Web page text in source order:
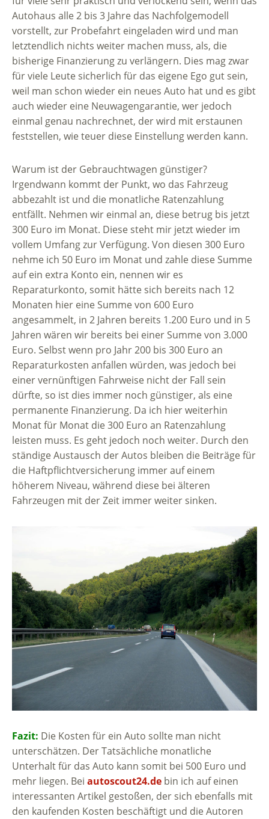
Autohaus alle 2 bis 3 Jahre das Nachfolgemodell
vorstellt, zur Probefahrt eingeladen wird und man
letztendlich nichts weiter machen muss, als, die
bisherige Finanzierung zu verlängern. Dies mag zwar
für viele Leute sicherlich für das eigene Ego gut sein,
weil man schon wieder ein neues Auto hat und es gibt
auch wieder eine Neuwagengarantie, wer jedoch
einmal genau nachrechnet, der wird mit erstaunen
feststellen, wie teuer diese Einstellung werden kann.
Warum ist der Gebrauchtwagen günstiger?
Irgendwann kommt der Punkt, wo das Fahrzeug
abbezahlt ist und die monatliche Ratenzahlung
entfällt. Nehmen wir einmal an, diese betrug bis jetzt
300 Euro im Monat. Diese steht mir jetzt wieder im
vollem Umfang zur Verfügung. Von diesen 300 Euro
nehme ich 50 Euro im Monat und zahle diese Summe
auf ein extra Konto ein, nennen wir es
Reparaturkonto, somit hätte sich bereits nach 12
Monaten hier eine Summe von 600 Euro
angesammelt, in 2 Jahren bereits 1.200 Euro und in 5
Jahren wären wir bereits bei einer Summe von 3.000
Euro. Selbst wenn pro Jahr 200 bis 300 Euro an
Reparaturkosten anfallen würden, was jedoch bei
einer vernünftigen Fahrweise nicht der Fall sein
dürfte, so ist dies immer noch günstiger, als eine
permanente Finanzierung. Da ich hier weiterhin
Monat für Monat die 300 Euro an Ratenzahlung
leisten muss. Es geht jedoch noch weiter. Durch den
ständige Austausch der Autos bleiben die Beiträge für
die Haftpflichtversicherung immer auf einem
höherem Niveau, während diese bei älteren
Fahrzeugen mit der Zeit immer weiter sinken.
Fazit: Die Kosten für ein Auto sollte man nicht
unterschätzen. Der Tatsächliche monatliche
Unterhalt für das Auto kann somit bei 500 Euro und
mehr liegen. Bei autoscout24.de bin ich auf einen
interessanten Artikel gestoßen, der sich ebenfalls mit
den kaufenden Kosten beschäftigt und die Autoren